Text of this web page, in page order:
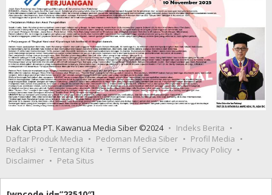
Hak Cipta PT. Kawanua Media Siber ©2024
Indeks Berita
Daftar Produk Media
Pedoman Media Siber
Profil Media
Redaksi
Tentang Kita Terms of Service
Privacy Policy
Disclaimer
Peta Situs